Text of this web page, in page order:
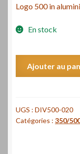
Logo 500 in
En stock
en
aluminium
Ajouter au
UGS : DIV500-020
Catégories : 350/